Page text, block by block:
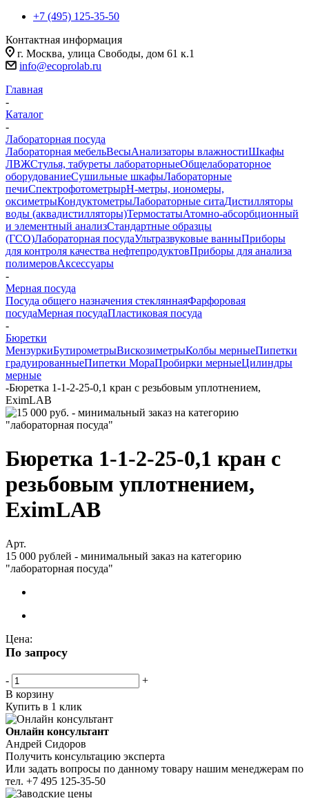
+7 (495) 125-35-50
Контактная информация
г. Москва, улица Свободы, дом 61 к.1
info@ecoprolab.ru
Главная
-
Каталог
-
Лабораторная посуда
Лабораторная мебельВесыАнализаторы влажностиШкафы
ЛВЖСтулья, табуреты лабораторныеОбщелабораторное
оборудованиеСушильные шкафыЛабораторные
печиСпектрофотометрыpH-метры, иономеры,
оксиметрыКондуктометрыЛабораторные ситаДистилляторы
воды (аквадистилляторы)ТермостатыАтомно-абсорбционный
и элементный анализСтандартные образцы
(ГСО)Лабораторная посудаУльтразвуковые ванныПриборы
для контроля качества нефтепродуктовПриборы для анализа
полимеровАксессуары
-
Мерная посуда
Посуда общего назначения стекляннаяФарфоровая
посудаМерная посудаПластиковая посуда
-
Бюретки
МензуркиБутирометрыВискозиметрыКолбы мерныеПипетки
градуированныеПипетки МораПробирки мерныеЦилиндры
мерные
-Бюретка 1-1-2-25-0,1 кран с резьбовым уплотнением,
EximLAB
Бюретка 1-1-2-25-0,1 кран с
резьбовым уплотнением,
EximLAB
Арт.
15 000 рублей - минимальный заказ на категорию
"лабораторная посуда"
Цена:
По запросу
-
+
В корзину
Купить в 1 клик
Онлайн консультант
Андрей Сидоров
Получить консультацию эксперта
Или задать вопросы по данному товару нашим менеджерам по
тел. +7 495 125-35-50